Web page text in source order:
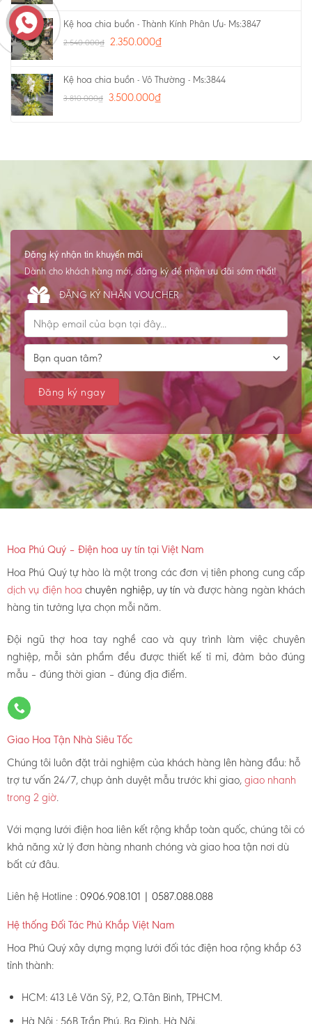
Kệ hoa chia buồn - Thành Kính Phân Ưu- Ms:3847
2.540.000₫ 2.350.000₫
Kệ hoa chia buồn - Vô Thường - Ms:3844
3.810.000₫ 3.500.000₫
Đăng ký nhận tin khuyến mãi
Dành cho khách hàng mới, đăng ký để nhận ưu đãi sớm nhất!
ĐĂNG KÝ NHẬN VOUCHER
Hoa Phú Quý – Điện hoa uy tín tại Việt Nam
Hoa Phú Quý tự hào là một trong các đơn vị tiên phong cung cấp
dịch vụ điện hoachuyên nghiệp, uy tín và được hàng ngàn khách
hàng tin tưởng lựa chọn mỗi năm.
Đội ngũ thợ hoa tay nghề cao và quy trình làm việc chuyên
nghiệp, mỗi sản phẩm đều được thiết kế tỉ mỉ, đảm bảo đúng
mẫu – đúng thời gian – đúng địa điểm.
Giao Hoa Tận Nhà Siêu Tốc
Chúng tôi luôn đặt trải nghiệm của khách hàng lên hàng đầu: hỗ
trợ tư vấn 24/7, chụp ảnh duyệt mẫu trước khi giao,giao nhanh
trong 2 giờ.
Với mạng lưới điện hoa liên kết rộng khắp toàn quốc, chúng tôi có
khả năng xử lý đơn hàng nhanh chóng và giao hoa tận nơi dù
bất cứ đâu.
Liên hệ Hotline : 0906.908.101 | 0587.088.088
Hệ thống Đối Tác Phủ Khắp Việt Nam
Hoa Phú Quý xây dựng mạng lưới đối tác điện hoa rộng khắp 63
tỉnh thành:
HCM: 413 Lê Văn Sỹ, P.2, Q.Tân Bình, TPHCM.
Hà Nội : 56B Trần Phú, Ba Đình, Hà Nội.